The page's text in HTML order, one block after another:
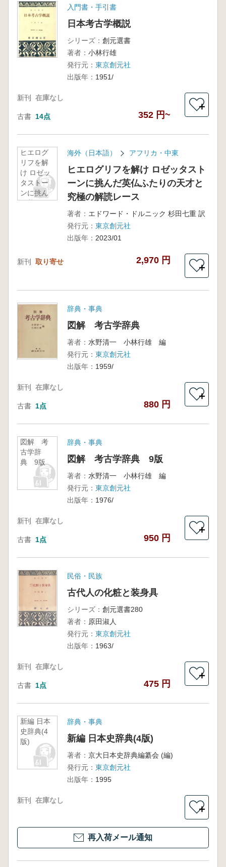
入門書・手引書
日本考古学概説
シリーズ： 創元選書
著者： 小林行雄
発行元： 東京創元社
出版年： 1951/
新刊 在庫なし
古書 14点 352 円~
＋
ヒエログ
リフを解
け ロゼッ
タストー
ンに挑ん
だ英仏ふ
海外（日本語） アフリカ・中東
ヒエログリフを解け ロゼッタスト
ーンに挑んだ英仏ふたりの天才と
究極の解読レース
著者： エドワード・ドルニック 杉田七重 訳
発行元： 東京創元社
出版年： 2023/01
新刊 取り寄せ 2,970 円
＋
辞典・事典
図解 考古学辞典
著者： 水野清一 小林行雄 編
発行元： 東京創元社
出版年： 1959/
新刊 在庫なし
古書 1点 880 円
＋
図解 考
古学辞
典 9版
辞典・事典
図解 考古学辞典 9版
著者： 水野清一 小林行雄 編
発行元： 東京創元社
出版年： 1976/
新刊 在庫なし
古書 1点 950 円
＋
民俗・民族
古代人の化粧と装身具
シリーズ： 創元選書280
著者： 原田淑人
発行元： 東京創元社
出版年： 1963/
新刊 在庫なし
古書 1点 475 円
＋
新編 日本
史辞典(4
版)
辞典・事典
新編 日本史辞典(4版)
著者： 京大日本史辞典編纂会 (編)
発行元： 東京創元社
出版年： 1995
新刊 在庫なし
＋
再入荷メール通知